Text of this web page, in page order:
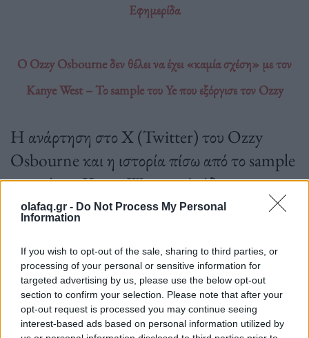
olafaq.gr - Do Not Process My Personal
Information
If you wish to opt-out of the sale, sharing to third parties, or
processing of your personal or sensitive information for
targeted advertising by us, please use the below opt-out
section to confirm your selection. Please note that after your
opt-out request is processed you may continue seeing
interest-based ads based on personal information utilized by
Εφημερίδα
O Ozzy Osbourne δεν θέλει να έχει «καμία σχέση» με τον
Kanye West – Το sample του Ye που εξόργισε τον Ozzy
Η ανάρτηση στο Χ (Twitter) του Ozzy
Osbourne και η ιστορία πίσω από το sample
που πήρε ο Kanye West χωρίς άδεια.